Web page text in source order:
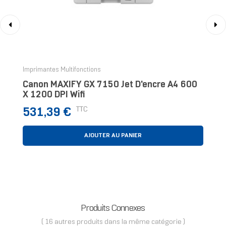
Imprimantes Multifonctions
Canon MAXIFY GX 7150 Jet D'encre A4 600
X 1200 DPI Wifi
Prix
531,39 € TTC
AJOUTER AU PANIER
Produits Connexes
( 16 autres produits dans la même catégorie )